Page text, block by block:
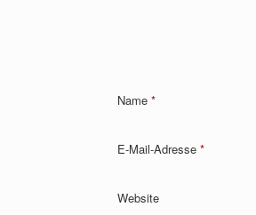
Name *
E-Mail-Adresse *
Website